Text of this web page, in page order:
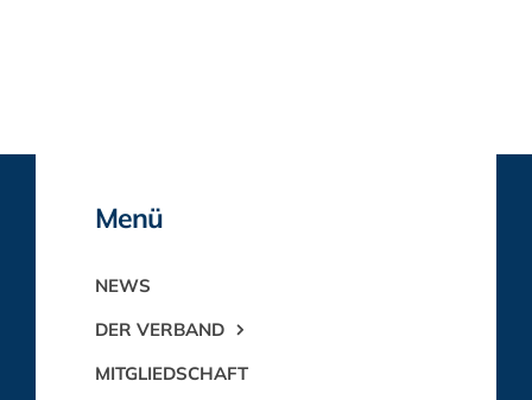
Menü
NEWS
DER VERBAND
MITGLIEDSCHAFT